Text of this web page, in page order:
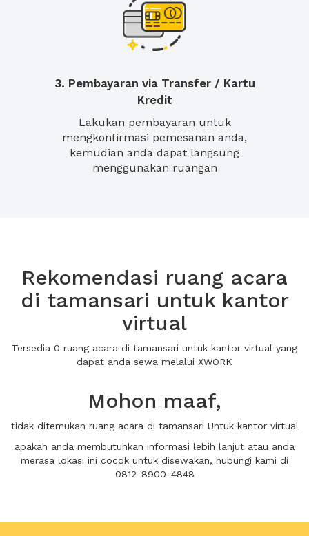
3. Pembayaran via Transfer / Kartu
Kredit
Lakukan pembayaran untuk
mengkonfirmasi pemesanan anda,
kemudian anda dapat langsung
menggunakan ruangan
Rekomendasi ruang acara
di tamansari untuk kantor
virtual
Tersedia 0 ruang acara di tamansari untuk kantor virtual yang
dapat anda sewa melalui XWORK
Mohon maaf,
tidak ditemukan ruang acara di tamansari Untuk kantor virtual
apakah anda membutuhkan informasi lebih lanjut atau anda
merasa lokasi ini cocok untuk disewakan, hubungi kami di
0812-8900-4848